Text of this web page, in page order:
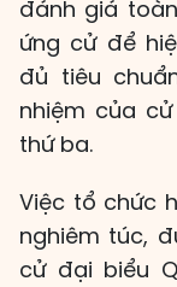
đánh giá
ứng cử để
đủ tiêu
nhiệm của
thứ ba.
Việc tổ chức
nghiêm túc,
cử đại biểu